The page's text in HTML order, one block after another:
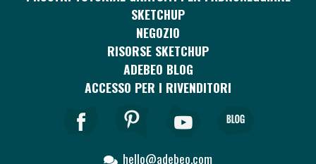
SKETCHUP
NEGOZIO
RISORSE SKETCHUP
ADEBEO BLOG
ACCESSO PER I RIVENDITORI
hello@adebeo.com